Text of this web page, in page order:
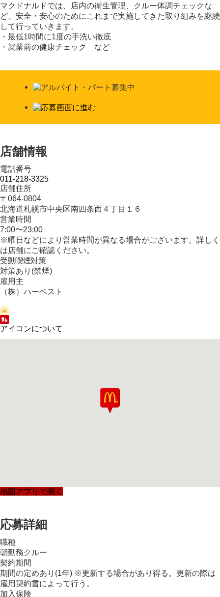
マクドナルドでは、店内の衛生管理、クルー体調チェックな
ど、安全・安心のためにこれまで実施してきた取り組みを継続
して行っていきます。
・最低1時間に1度の手洗い徹底
・就業前の健康チェック など
店舗情報
電話番号
011-218-3325
店舗住所
〒064-0804
北海道札幌市中央区南四条西４丁目１６
営業時間
7:00〜23:00
※曜日などにより営業時間が異なる場合がございます。詳しく
は店舗にご確認ください。
受動喫煙対策
対策あり(禁煙)
雇用主
（株）ハーベスト
アイコンについて
地図アプリで開く
応募詳細
職種
朝勤務クルー
契約期間
期間の定めあり(1年) ※更新する場合があり得る。更新の際は
雇用契約書によって行う。
加入保険